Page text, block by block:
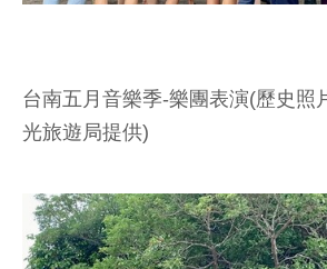
台南五月音樂季-樂團表演(歷史照
光旅遊局提供)